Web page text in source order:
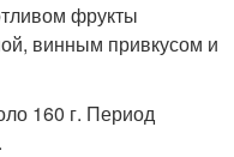
фрукты
винным привкусом и
160 г. Период